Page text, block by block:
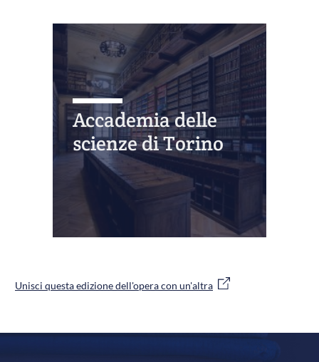
Accademia delle
scienze di Torino
Unisci questa edizione dell'opera con un'altra